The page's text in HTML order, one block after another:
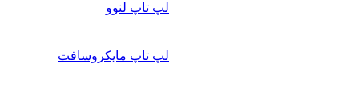
لپ تاپ لنوو
لپ تاپ مایکروسافت